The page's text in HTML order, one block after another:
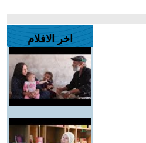
اخر الافلام